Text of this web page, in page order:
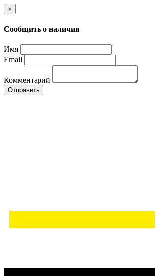
×
Сообщить о наличии
Имя
Email
Комментарий
Отправить